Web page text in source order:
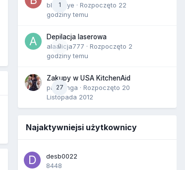
1
blueskye · Rozpoczęto 22
godziny temu
0
Depilacja laserowa
alaalicja777 · Rozpoczęto 2
godziny temu
27
Zakupy w USA KitchenAid
paczanga · Rozpoczęto 20
Listopada 2012
Najaktywniejsi użytkownicy
desb0022
8448